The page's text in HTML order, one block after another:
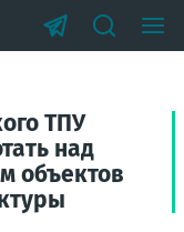
ТПУ
над
объектов